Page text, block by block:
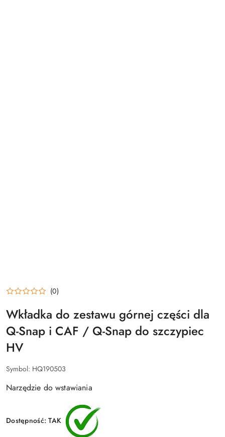
(0)
Wkładka do zestawu górnej części dla
Q-Snap i CAF / Q-Snap do szczypiec
HV
Symbol: HQ190503
Narzędzie do wstawiania
Dostępność:TAK